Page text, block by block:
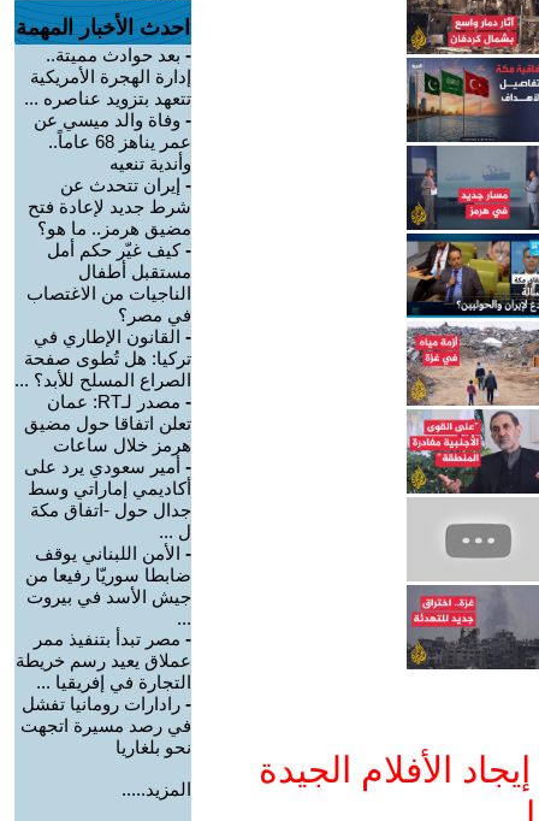
الأفلام الجيدة
احدث الأخبار المهمة
- بعد حوادث مميتة..
إدارة الهجرة الأمريكية
تتعهد بتزويد عناصره ...
- وفاة والد ميسي عن
عمر يناهز 68 عاماً..
وأندية تنعيه
- إيران تتحدث عن
شرط جديد لإعادة فتح
مضيق هرمز.. ما هو؟
-كيف غيّر حكم أمل
مستقبل أطفال
الناجيات من الاغتصاب
في مصر؟
- القانون الإطاري في
تركيا: هل تُطوى صفحة
الصراع المسلح للأبد؟ ...
-
مصدر لـRT: عمان
تعلن اتفاقا حول مضيق
هرمز خلال ساعات
- أمير سعودي يرد على
أكاديمي إماراتي وسط
جدال حول -اتفاق مكة
ل ...
- الأمن اللبناني يوقف
ضابطا سوريّا رفيعا من
جيش الأسد في بيروت
...
- مصر تبدأ بتنفيذ ممر
عملاق يعيد رسم خريطة
التجارة في إفريقيا ...
- رادارات رومانيا تفشل
في رصد مسيرة اتجهت
نحو بلغاريا
المزيد.....